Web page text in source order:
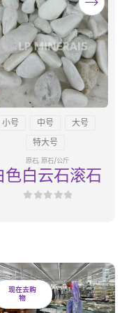
小号 中号
大号
特大号
原石, 原石/公斤
色白云石滚石
现在去购
物